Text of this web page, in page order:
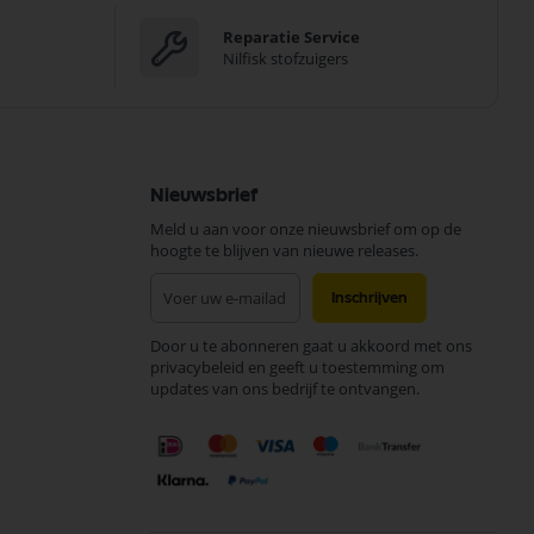
Reparatie Service
Nilfisk stofzuigers
Nieuwsbrief
Meld u aan voor onze nieuwsbrief om op de
hoogte te blijven van nieuwe releases.
onze
nieuwsbrief
Inschrijven
Door u te abonneren gaat u akkoord met ons
privacybeleid en geeft u toestemming om
updates van ons bedrijf te ontvangen.